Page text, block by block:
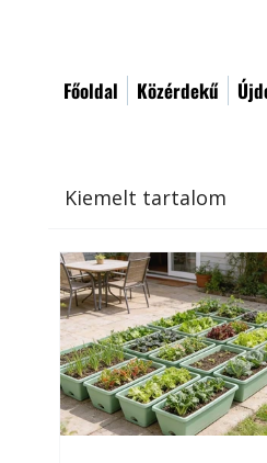
Főoldal Közérdekű
Kiemelt tartalom